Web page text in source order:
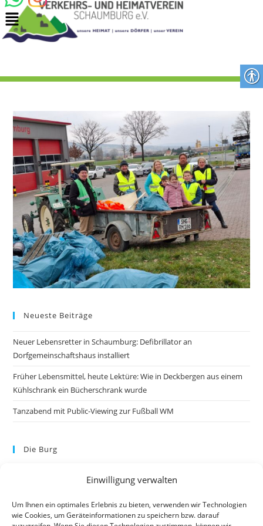
Einwilligung verwalten
Um Ihnen ein optimales Erlebnis zu bieten, verwenden wir Technologien
wie Cookies, um Geräteinformationen zu speichern bzw. darauf
Neueste Beiträge
Neuer Lebensretter in Schaumburg: Defibrillator an
Dorfgemeinschaftshaus installiert
Früher Lebensmittel, heute Lektüre: Wie in Deckbergen aus einem
Kühlschrank ein Bücherschrank wurde
Tanzabend mit Public-Viewing zur Fußball WM
Die Burg